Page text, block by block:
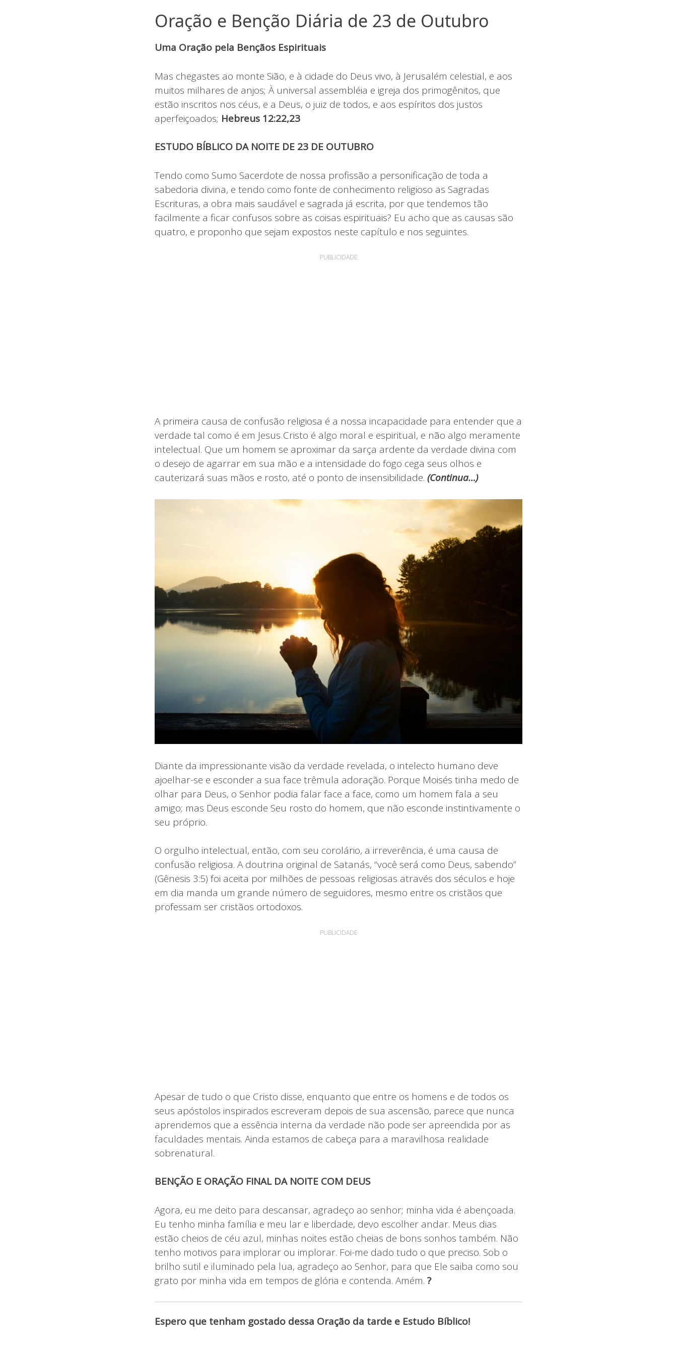
Oração e Benção Diária de 23 de Outubro
Uma Oração pela Bençãos Espirituais
Mas chegastes ao monte Sião, e à cidade do Deus vivo, à Jerusalém celestial, e aos
muitos milhares de anjos; À universal assembléia e igreja dos primogênitos, que
estão inscritos nos céus, e a Deus, o juiz de todos, e aos espíritos dos justos
aperfeiçoados; Hebreus 12:22,23
ESTUDO BÍBLICO DA NOITE DE 23 DE OUTUBRO
Tendo como Sumo Sacerdote de nossa profissão a personificação de toda a
sabedoria divina, e tendo como fonte de conhecimento religioso as Sagradas
Escrituras, a obra mais saudável e sagrada já escrita, por que tendemos tão
facilmente a ficar confusos sobre as coisas espirituais? Eu acho que as causas são
quatro, e proponho que sejam expostos neste capítulo e nos seguintes.
PUBLICIDADE
A primeira causa de confusão religiosa é a nossa incapacidade para entender que a
verdade tal como é em Jesus Cristo é algo moral e espiritual, e não algo meramente
intelectual. Que um homem se aproximar da sarça ardente da verdade divina com
o desejo de agarrar em sua mão e a intensidade do fogo cega seus olhos e
cauterizará suas mãos e rosto, até o ponto de insensibilidade. (Continua…)
Diante da impressionante visão da verdade revelada, o intelecto humano deve
ajoelhar-se e esconder a sua face trêmula adoração. Porque Moisés tinha medo de
olhar para Deus, o Senhor podia falar face a face, como um homem fala a seu
amigo; mas Deus esconde Seu rosto do homem, que não esconde instintivamente o
seu próprio.
O orgulho intelectual, então, com seu corolário, a irreverência, é uma causa de
confusão religiosa. A doutrina original de Satanás, “você será como Deus, sabendo”
(Gênesis 3:5) foi aceita por milhões de pessoas religiosas através dos séculos e hoje
em dia manda um grande número de seguidores, mesmo entre os cristãos que
professam ser cristãos ortodoxos.
PUBLICIDADE
Apesar de tudo o que Cristo disse, enquanto que entre os homens e de todos os
seus apóstolos inspirados escreveram depois de sua ascensão, parece que nunca
aprendemos que a essência interna da verdade não pode ser apreendida por as
faculdades mentais. Ainda estamos de cabeça para a maravilhosa realidade
sobrenatural.
BENÇÃO E ORAÇÃO FINAL DA NOITE COM DEUS
Agora, eu me deito para descansar, agradeço ao senhor; minha vida é abençoada.
Eu tenho minha família e meu lar e liberdade, devo escolher andar. Meus dias
estão cheios de céu azul, minhas noites estão cheias de bons sonhos também. Não
tenho motivos para implorar ou implorar. Foi-me dado tudo o que preciso. Sob o
brilho sutil e iluminado pela lua, agradeço ao Senhor, para que Ele saiba como sou
grato por minha vida em tempos de glória e contenda. Amém. ?
Espero que tenham gostado dessa Oração da tarde e Estudo Bíblico!